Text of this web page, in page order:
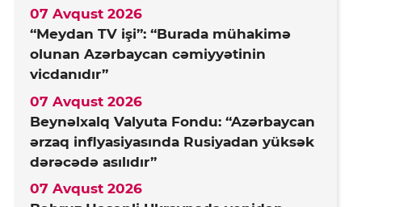
“Meydan TV işi”: “Burada mühakimə
olunan Azərbaycan cəmiyyətinin
vicdanıdır”
07 Avqust 2026
Beynəlxalq Valyuta Fondu: “Azərbaycan
ərzaq inflyasiyasında Rusiyadan yüksək
dərəcədə asılıdır”
07 Avqust 2026
07 Avqust 2026